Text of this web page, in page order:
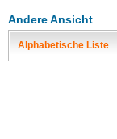
Andere Ansicht
Alphabetische Liste